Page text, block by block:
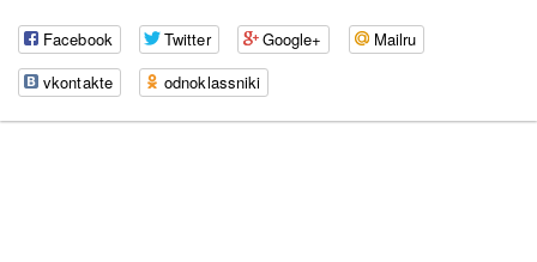
Facebook Twitter Google+
Mailru
vkontakte
odnoklassniki